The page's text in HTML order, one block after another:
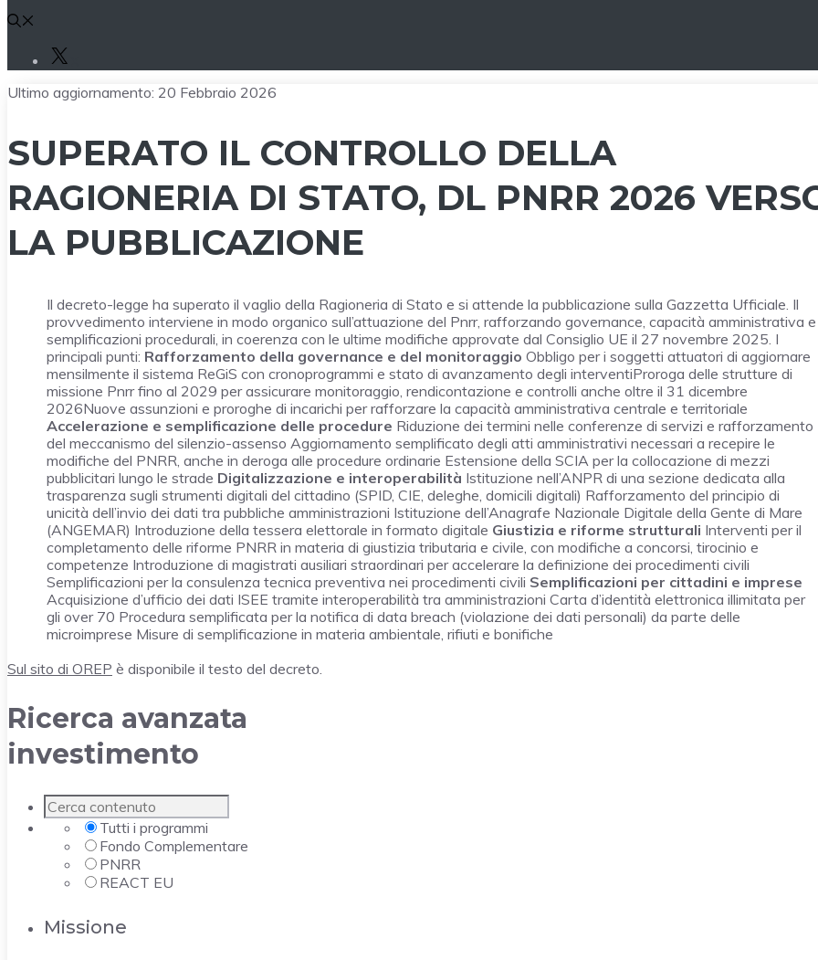
Ultimo aggiornamento: 20 Febbraio 2026
SUPERATO IL CONTROLLO DELLA
RAGIONERIA DI STATO, DL PNRR 2026
LA PUBBLICAZIONE
Il decreto-legge ha superato il vaglio della Ragioneria di Stato e si attende la pubblicazione sulla Gazzetta Ufficiale. Il
provvedimento interviene in modo organico sull’attuazione del Pnrr, rafforzando governance, capacità amministrativa e
semplificazioni procedurali, in coerenza con le ultime modifiche approvate dal Consiglio UE il 27 novembre 2025. I
principali punti: Rafforzamento della governance e del monitoraggio Obbligo per i soggetti attuatori di aggiornare
mensilmente il sistema ReGiS con cronoprogrammi e stato di avanzamento degli interventiProroga delle strutture di
missione Pnrr fino al 2029 per assicurare monitoraggio, rendicontazione e controlli anche oltre il 31 dicembre
2026Nuove assunzioni e proroghe di incarichi per rafforzare la capacità amministrativa centrale e territoriale
Accelerazione e semplificazione delle procedure Riduzione dei termini nelle conferenze di servizi e rafforzamento
del meccanismo del silenzio-assenso Aggiornamento semplificato degli atti amministrativi necessari a recepire le
modifiche del PNRR, anche in deroga alle procedure ordinarie Estensione della SCIA per la collocazione di mezzi
pubblicitari lungo le strade Digitalizzazione e interoperabilità Istituzione nell’ANPR di una sezione dedicata alla
trasparenza sugli strumenti digitali del cittadino (SPID, CIE, deleghe, domicili digitali) Rafforzamento del principio di
unicità dell’invio dei dati tra pubbliche amministrazioni Istituzione dell’Anagrafe Nazionale Digitale della Gente di Mare
(ANGEMAR) Introduzione della tessera elettorale in formato digitale Giustizia e riforme strutturali Interventi per il
completamento delle riforme PNRR in materia di giustizia tributaria e civile, con modifiche a concorsi, tirocinio e
competenze Introduzione di magistrati ausiliari straordinari per accelerare la definizione dei procedimenti civili
Semplificazioni per la consulenza tecnica preventiva nei procedimenti civili Semplificazioni per cittadini e imprese
Acquisizione d’ufficio dei dati ISEE tramite interoperabilità tra amministrazioni Carta d’identità elettronica illimitata per
gli over 70 Procedura semplificata per la notifica di data breach (violazione dei dati personali) da parte delle
microimprese Misure di semplificazione in materia ambientale, rifiuti e bonifiche
Sul sito di OREP è disponibile il testo del decreto.
Ricerca avanzata
investimento
Tutti i programmi
Fondo Complementare
PNRR
REACT EU
Missione